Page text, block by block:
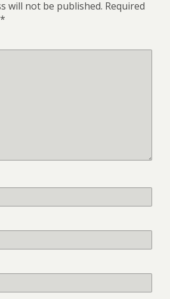
will not be published. Required
*